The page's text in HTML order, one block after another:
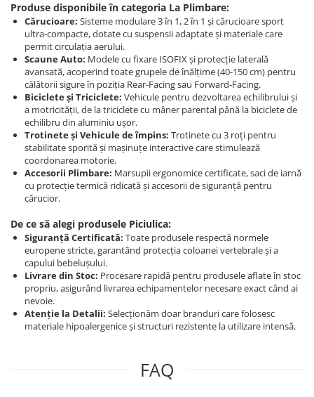
Produse disponibile în categoria La Plimbare:
Cărucioare: Sisteme modulare 3 în 1, 2 în 1 și cărucioare sport
ultra-compacte, dotate cu suspensii adaptate și materiale care
permit circulația aerului.
Scaune Auto: Modele cu fixare ISOFIX și protecție laterală
avansată, acoperind toate grupele de înălțime (40-150 cm) pentru
călătorii sigure în poziția Rear-Facing sau Forward-Facing.
Biciclete și Triciclete: Vehicule pentru dezvoltarea echilibrului și
a motricității, de la triciclete cu mâner parental până la biciclete de
echilibru din aluminiu ușor.
Trotinete și Vehicule de împins: Trotinete cu 3 roți pentru
stabilitate sporită și mașinuțe interactive care stimulează
coordonarea motorie.
Accesorii Plimbare: Marsupii ergonomice certificate, saci de iarnă
cu protecție termică ridicată și accesorii de siguranță pentru
cărucior.
De ce să alegi produsele Piciulica:
Siguranță Certificată: Toate produsele respectă normele
europene stricte, garantând protecția coloanei vertebrale și a
capului bebelușului.
Livrare din Stoc: Procesare rapidă pentru produsele aflate în stoc
propriu, asigurând livrarea echipamentelor necesare exact când ai
nevoie.
Atenție la Detalii: Selecționăm doar branduri care folosesc
materiale hipoalergenice și structuri rezistente la utilizare intensă.
FAQ